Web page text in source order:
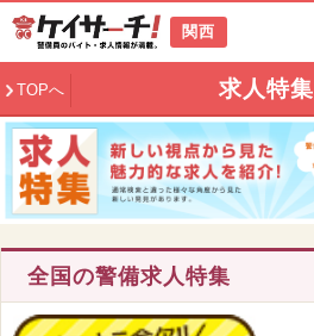
関西
求人特集
TOPへ
全国の警備求人特集